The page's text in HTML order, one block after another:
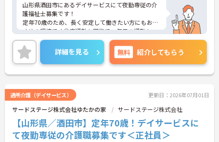
山形県酒田市にあるデイサービスにて夜勤専従の介
護福祉士募集です！
定年70歳のため、長く安定して働きたい方にもおす
すめの環境です◎車通勤も可能で、毎日の通勤もス
ムーズ♪ご興味のある方には、面接対策ポイントな
ど、さらに詳細をご案内しますのでお気軽にご相談
ください！
詳細を見る 無料 紹介してもらう
通所介護（デイサービス） 更新日：2026年07月01日
サードステージ株式会社ゆたかの家 サードステージ株式会社
【山形県／酒田市】定年70歳！デイサービスに
て夜勤専従の介護職募集です＜正社員＞